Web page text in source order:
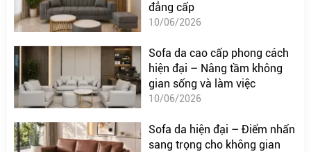
đẳng cấp
10/06/2026
Sofa da cao cấp phong cách
hiện đại – Nâng tầm không
gian sống và làm việc
10/06/2026
Sofa da hiện đại – Điểm nhấn
sang trọng cho không gian